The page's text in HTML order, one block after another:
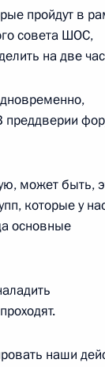
пройдут в
совета ШОС,
на две
преддверии
может быть,
которые у
основные
наши